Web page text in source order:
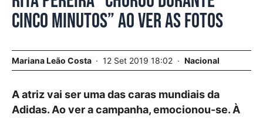
cinco minutos” ao ver as fotos
Mariana Leão Costa 12 Set 2019 18:02 Nacional
A atriz vai ser uma das caras mundiais da
Adidas. Ao ver a campanha, emocionou-se. À